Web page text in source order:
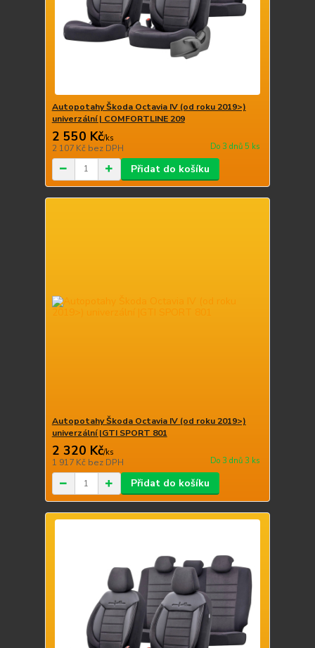
Autopotahy Škoda Octavia IV (od roku 2019>)
univerzální | COMFORTLINE 209
2 550 Kč/ks
2 107 Kč bez DPH Do 3 dnů 5 ks
Přidat do košíku
Autopotahy Škoda Octavia IV (od roku 2019>)
univerzální |GTI SPORT 801
2 320 Kč/ks
1 917 Kč bez DPH Do 3 dnů 3 ks
Přidat do košíku